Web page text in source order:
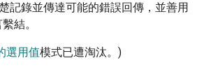
記錄並傳達可能的錯誤回傳，並善用
結。
選用值模式已遭淘汰。)